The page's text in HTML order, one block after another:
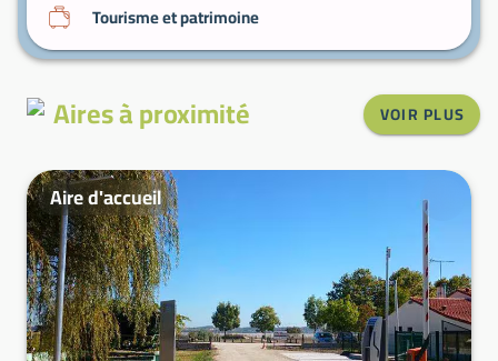
Tourisme et patrimoine
Aires à proximité VOIR PLUS
Aire d'accueil